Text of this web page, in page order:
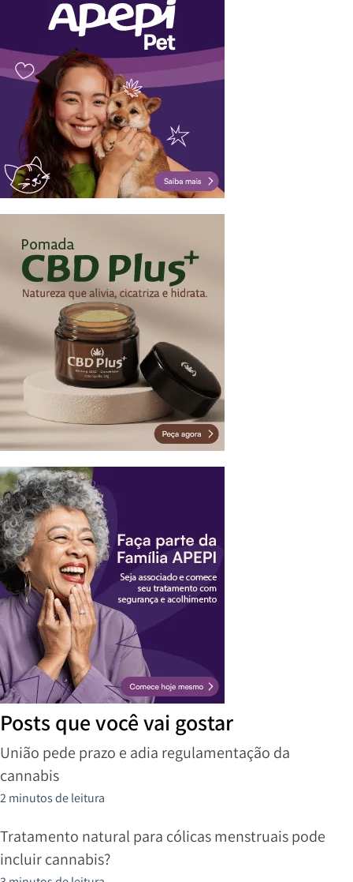
Posts que você vai gostar
União pede prazo e adia regulamentação da
cannabis
2 minutos de leitura
Tratamento natural para cólicas menstruais pode
incluir cannabis?